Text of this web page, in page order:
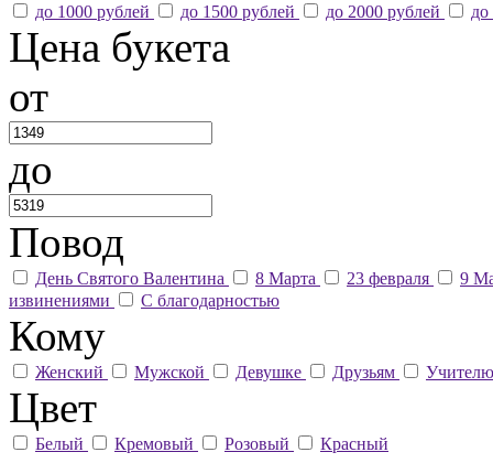
до 1000 рублей до 1500 рублей до 2000 рублей
Цена букета
от
до
Повод
День Святого Валентина 8 Марта 23 февраля
9
извинениями
С благодарностью
Кому
Женский Мужской Девушке Друзьям
Цвет
Белый Кремовый Розовый Красный